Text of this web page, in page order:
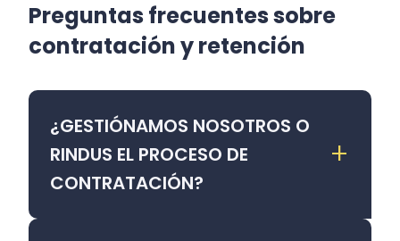
Preguntas frecuentes sobre
contratación y retención
¿GESTIÓNAMOS NOSOTROS O
RINDUS EL PROCESO DE
CONTRATACIÓN?
+